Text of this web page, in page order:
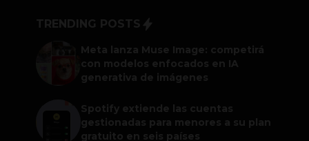
TRENDING POSTS
Meta lanza Muse Image: competirá
con modelos enfocados en IA
generativa de imágenes
Spotify extiende las cuentas
gestionadas para menores a su plan
gratuito en seis países